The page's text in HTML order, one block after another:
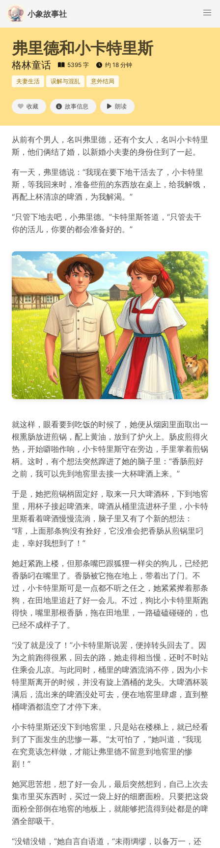
小象故事社
弗里德和小卡特里斯
格林童话 5395 字 约 18 分钟
夫妻生活 误解与混乱 意外结局
收藏 故事信息 朗读
从前有个男人，名叫弗里德，还有个女人，名叫小卡特里
斯，他们俩结了婚，以新婚小夫妻的身份住到了一起。
有一天，弗里德说：“我现在要下地干活去了，小卡特里
斯，等我回来时，准备些煎的东西放在桌上，给我解饿，
再配上杯清凉的啤酒，为我解渴。”
“只管下地去吧，小弗里德。”卡特里斯答道，“只管去干
你的活儿，你要的都会准备好的。”
就这样，眼看要到吃饭的时候了，她便从烟囱里面取出一
根熏肠放进煎锅，配上黄油，放到了炉火上。肠皮煎得火
热，开始噼啪作响，小卡特里斯守在旁边，手里掌着煎锅
柄。这时，有个想法突然蹿进了她的脑子里：“香肠煎好
之前，我可以先到地窖里去接一大杯啤酒上来。”
于是，她把煎锅柄固定好，取来一只大啤酒杯，下到地窖
里，用杯子接起啤酒来。啤酒从桶里流进杯子里，小卡特
里斯看着啤酒慢慢流淌，脑子里又有了个新的想法：
“嗐，上面那条狗没有拴好，它没准会把香肠从煎锅里叼
走，幸好我想到了！”
她赶紧跑上楼，但那条嘴巴跟狐狸一样尖的狗儿，已经把
香肠叼在嘴里了。香肠被它拖在地上，带着出了门。不
过，小卡特里斯可是一点都不听之任之，她紧紧撵着那条
狗，在田地里追赶了好一会儿。不过，狗比小卡特里斯跑
得快，嘴里那根香肠，拖在田地里，一路磕磕碰碰的，也
已经不成样子了。
“没了就是没了！”小卡特里斯说罢，便掉转头回去了。因
为之前跑得很累，回去的路，她走得相当慢，还时不时站
住乘会儿凉。与此同时，桶里的啤酒流淌不停，因为小卡
特里斯离开的时候，并没有旋上酒桶的龙头。大啤酒杯装
满后，流出来的啤酒没处可去，便在地窖里肆虐，直到整
桶啤酒都流空了才停下来。
小卡特里斯还没下到地窖里，只是站在楼梯上，就已经看
到了下面发生的悲惨一幕。“太可怕了，”她叫道，“我现
在究竟该怎样做，才能让弗里德不留意到地窖里的惨
剧！”
她冥思苦想，想了好一会儿，最后突然想到，自己上次去
集市里买东西时，买过一袋上好的细磨面粉。只要把这袋
面粉全部倒在地窖的地板上，就能够把流得到处都是的啤
酒全部吸干。
“没错没错，”她自言自语道，“未雨绸缪，以备万一，还